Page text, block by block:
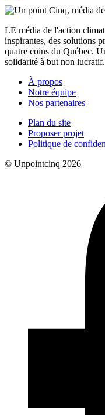
LE média de l'action
inspirantes, des solutions
quatre coins du Québec.
solidarité à but non lucratif.
À propos
Notre équipe
Nos partenaires
Plan du site
Proposer projet
Politique de
© Unpointcinq 2026